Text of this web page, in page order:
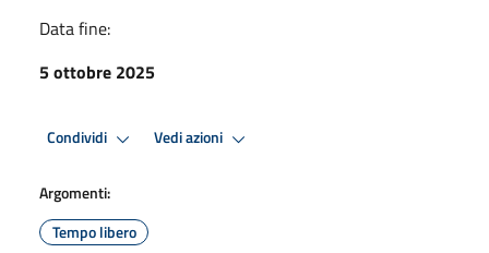
Data fine:
5 ottobre 2025
Condividi Vedi azioni
Argomenti:
Tempo libero